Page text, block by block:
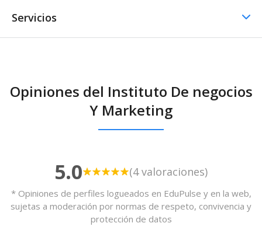
Servicios
Comedor / Cafetería -
Opiniones del Instituto De negocios
Y Marketing
5.0 (4 valoraciones)
* Opiniones de perfiles logueados en EduPulse y en la web,
sujetas a moderación por normas de respeto, convivencia y
protección de datos